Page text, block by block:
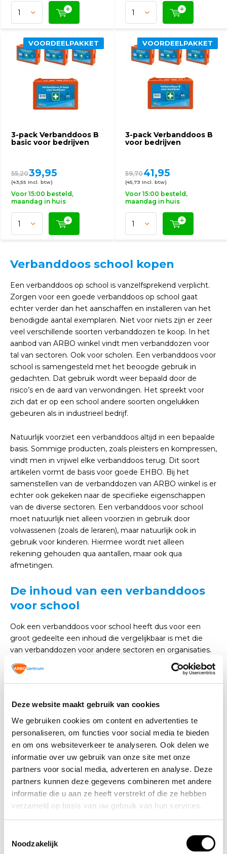
Deze website maakt gebruik van cookies
We gebruiken cookies om content en advertenties te
personaliseren, om functies voor social media te bieden
en om ons websiteverkeer te analyseren. Ook delen we
informatie over uw gebruik van onze site met onze
partners voor social media, adverteren en analyse. Deze
partners kunnen deze gegevens combineren met andere
informatie die u aan ze heeft verstrekt of die ze hebben
verzameld op basis van uw gebruik van hun services.
Noodzakelijk
3-pack Verbanddoos B
basic voor bedrijven
VOORDEELPAKKET
55,2039,95
(43,55 Incl. btw)
Voor 15:00 besteld,
maandag in huis
3-pack Verbanddoos B
voor bedrijven
VOORDEELPAKKET
59,7041,95
(45,73 Incl. btw)
Voor 15:00 besteld,
maandag in huis
Verbanddoos school kopen
Een verbanddoos op school is vanzelfsprekend verplicht.
Zorgen voor een goede verbanddoos op school gaat
echter verder dan het aanschaffen en installeren van het
benodigde aantal exemplaren. Niet voor niets zijn er zeer
veel verschillende soorten verbanddozen te koop. In het
aanbod van ARBO winkel vindt men verbanddozen voor
tal van sectoren. Ook voor scholen. Een verbanddoos voor
school is samengesteld met het beoogde gebruik in
gedachten. Dat gebruik wordt weer bepaald door de
risico’s en de aard van verwondingen. Het spreekt voor
zich dat er op een school andere soorten ongelukken
gebeuren als in industrieel bedrijf.
Natuurlijk voorziet een verbanddoos altijd in een bepaalde
basis. Sommige producten, zoals pleisters en kompressen,
vindt men in vrijwel elke verbanddoos terug. Dit soort
artikelen vormt de basis voor goede EHBO. Bij het
samenstellen van de verbanddozen van ARBO winkel is er
echter ook gekeken naar de specifieke eigenschappen
van de diverse sectoren. Een verbanddoos voor school
moet natuurlijk niet alleen voorzien in gebruik door
volwassenen (zoals de leraren), maar natuurlijk ook in
gebruik voor kinderen. Hiermee wordt niet alleen
rekening gehouden qua aantallen, maar ook qua
afmetingen.
De inhoud van een verbanddoos
voor school
Ook een verbanddoos voor school heeft dus voor een
groot gedeelte een inhoud die vergelijkbaar is met die
van verbanddozen voor andere sectoren en organisaties.
Sommige verwondingen komen namelijk altijd en overal
wel voor. Het zijn echter vaak de artikelen die inspelen op
specifieke risico’s en verwondingen die het verschil
geschikt is.
Docenten op scholen lopen qua mogelijke verwondingen
en ongelukken vrijwel dezelfde risico’s als medewerkers
op een kantoor. Daarom is een goede verbanddoos voor
school altijd uitgerust met een selectie van artikelen
waarmee de meest voorkomende verwondingen kunnen
worden behandeld. Denk bijvoorbeeld aan de
onderstaande artikelen:
Snelverband gerold 6x8 cm